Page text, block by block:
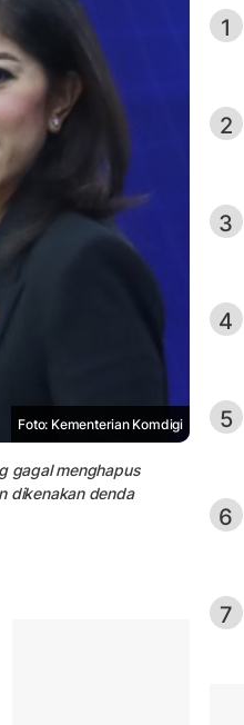
Foto: Kementerian Komdigi
gagal menghapus
dikenakan denda
1
2
3
4
5
6
7